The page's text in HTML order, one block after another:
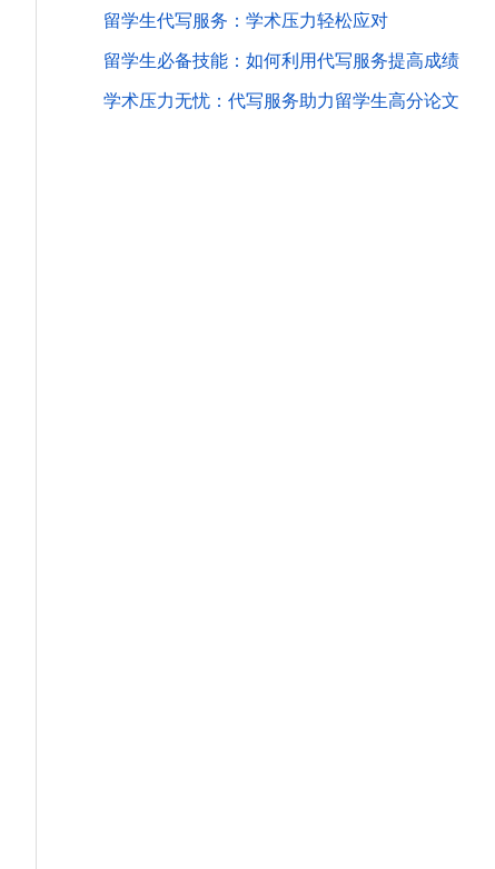
留学生代写服务：学术压力轻松应对
留学生必备技能：如何利用代写服务提高成绩
学术压力无忧：代写服务助力留学生高分论文